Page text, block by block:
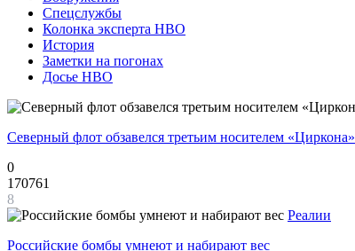
Спецслужбы
Колонка эксперта НВО
История
Заметки на погонах
Досье НВО
Северный флот обзавелся третьим носителем «Циркона»
0
170761
8
Реалии
Российские бомбы умнеют и набирают вес